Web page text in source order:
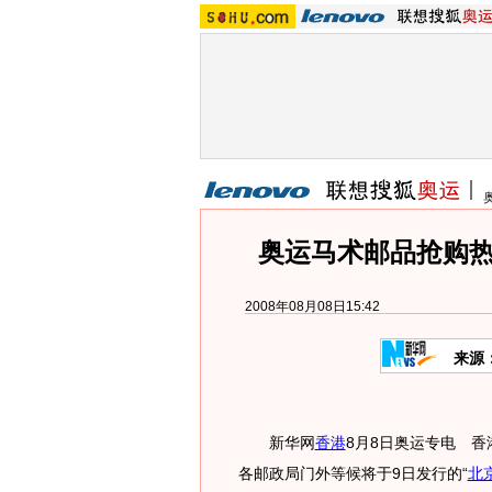
奥运马术邮品抢购
2008年08月08日15:42
来源
新华网香港8月8日奥运专电 香
各邮政局门外等候将于9日发行的“北